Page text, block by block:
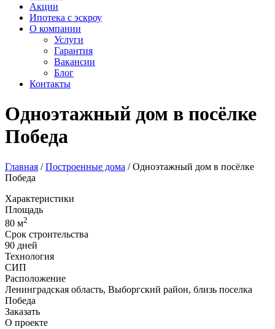
Акции
Ипотека с эскроу
О компании
Услуги
Гарантия
Вакансии
Блог
Контакты
Одноэтажный дом в посёлке
Победа
Главная /Построенные дома /Одноэтажный дом в посёлке
Победа
Характеристики
Площадь
80 м2
Срок строительства
90 дней
Технология
СИП
Расположение
Ленинградская область, Выборгский район, близь поселка
Победа
Заказать
О проекте